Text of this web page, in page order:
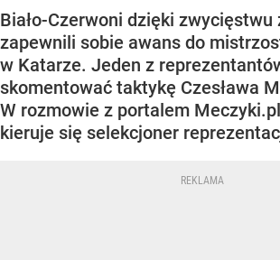
Biało-Czerwoni dzięki zwycięstwu
zapewnili sobie awans do
w Katarze. Jeden z
skomentować taktykę Czesława
W rozmowie z portalem
kieruje się selekcjoner